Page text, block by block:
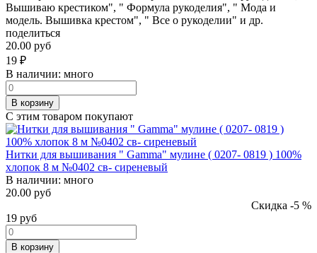
Вышиваю крестиком", " Формула рукоделия", " Мода и
модель. Вышивка крестом", " Все о рукоделии" и др.
поделиться
20.00 руб
19 ₽
В наличии: много
В корзину
С этим товаром покупают
Нитки для вышивания " Gamma" мулине ( 0207- 0819 ) 100%
хлопок 8 м №0402 св- сиреневый
В наличии: много
20.00 руб
Скидка -5 %
19 руб
В корзину